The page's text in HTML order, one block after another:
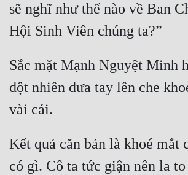
sẽ nghĩ như thế nào về Ban
Hội Sinh Viên chúng ta?”
Sắc mặt Mạnh Nguyệt Minh
đột nhiên đưa tay lên che
vài cái.
Kết quả căn bản là khoé mắt
có gì. Cô ta tức giận nên la